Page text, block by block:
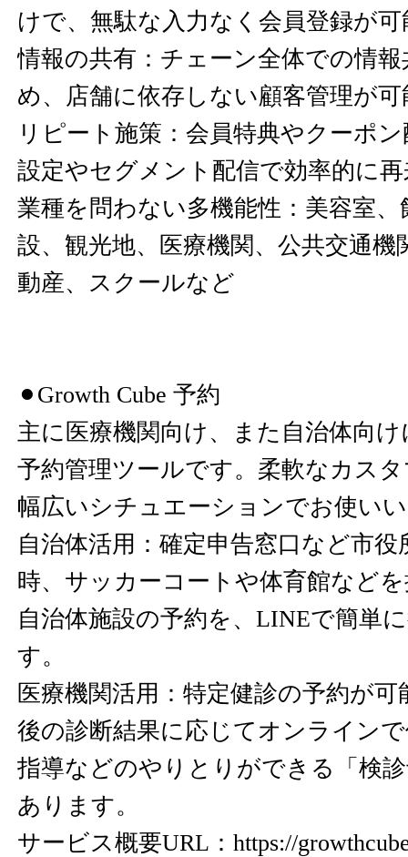
けで、無駄な入力なく会員登録が可
情報の共有：チェーン全体での情
め、店舗に依存しない顧客管理が可
リピート施策：会員特典やクーポ
設定やセグメント配信で効率的に
業種を問わない多機能性：美容室、
設、観光地、医療機関、公共交通機
動産、スクールなど
⚫︎Growth Cube 予約
主に医療機関向け、また自治体向
予約管理ツールです。柔軟なカス
幅広いシチュエーションでお使い
自治体活用：確定申告窓口など市
時、サッカーコートや体育館など
自治体施設の予約を、LINEで簡単
す。
医療機関活用：特定健診の予約が
後の診断結果に応じてオンライン
指導などのやりとりができる「検
あります。
サービス概要URL： https://